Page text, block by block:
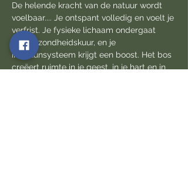
De helende kracht van de natuur wordt
voelbaar.... Je ontspant volledig en voelt je
verfrist. Je fysieke lichaam ondergaat
een gezondheidskuur, en je
immuunsysteem krijgt een boost. Het bos
creëert ruimte in je geest, in je hart en in